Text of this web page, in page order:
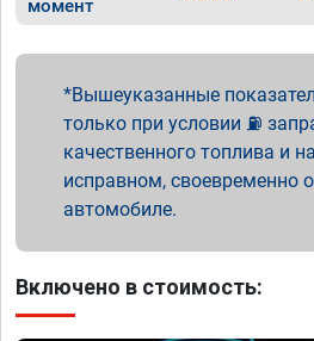
момент
Вышеуказанные
только при условии ⛽
качественного топлива и
исправном, своевременно
автомобиле.
Включено в стоимость: